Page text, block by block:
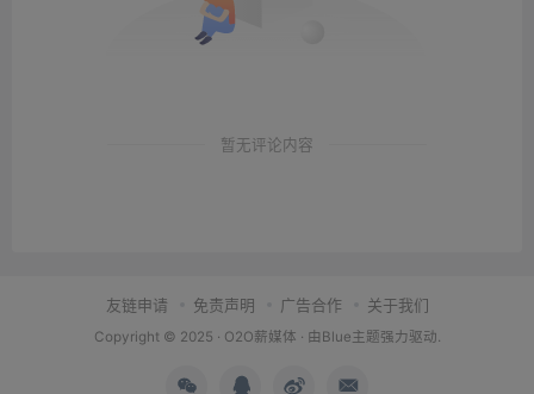
暂无评论内容
友链申请 免责声明 广告合作 关于我们
Copyright © 2025 · O2O薪媒体 · 由 Blue主题强力驱动.